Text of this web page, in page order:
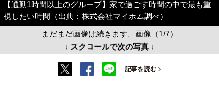
【通勤1時間以上のグループ】家で過ごす時間の中で最も重
視したい時間（出典：株式会社マイホム調べ）
まだまだ画像は続きます。画像（1/7）
↓ スクロールで次の写真 ↓
記事を読む